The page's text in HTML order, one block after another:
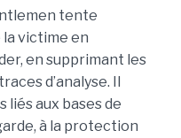
tente
la victime en
en supprimant les
d’analyse. Il
aux bases de
à la protection